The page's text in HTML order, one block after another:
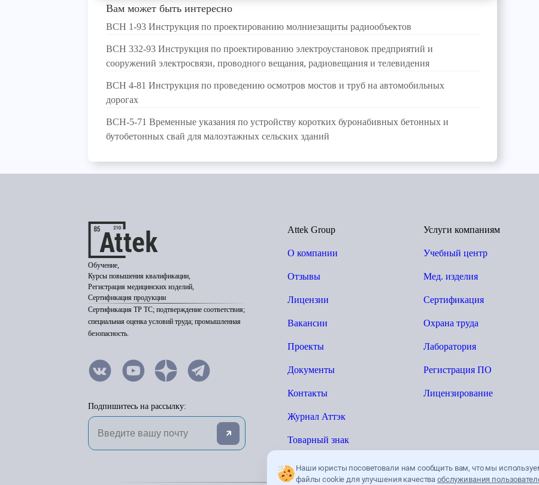
Наши юристы посоветовали нам сообщить вам, что мы
файлы cookie для улучшения качества обслуживания
Вам может быть интересно
ВСН 1-93 Инструкция по проектированию молниезащиты радиообъектов
ВСН 332-93 Инструкция по проектированию электроустановок предприятий и
сооружений электросвязи, проводного вещания, радиовещания и телевидения
ВСН 4-81 Инструкция по проведению осмотров мостов и труб на автомобильных
дорогах
ВСН-5-71 Временные указания по устройству коротких буронабивных бетонных и
бутобетонных свай для малоэтажных сельских зданий
Обучение,
Курсы повышения квалификации,
Регистрация медицинских изделий,
Сертификация продукции
Сертификация ТР ТС; подтверждение соответствия;
специальная оценка условий труда; промышленная
безопасность.
Подпишитесь на рассылку:
Attek Group
О компании
Отзывы
Лицензии
Вакансии
Проекты
Документы
Контакты
Журнал Аттэк
Товарный знак
Услуги компаниям
Учебный центр
Мед. изделия
Сертификация
Охрана труда
Лаборатория
Регистрация ПО
Лицензирование